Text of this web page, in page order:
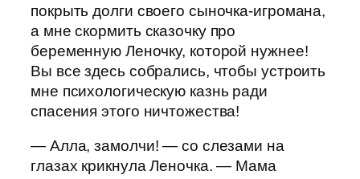
покрыть долги своего сыночка-игромана,
а мне скормить сказочку про
беременную Леночку, которой нужнее!
Вы все здесь собрались, чтобы устроить
мне психологическую казнь ради
спасения этого ничтожества!
— Алла, замолчи! — со слезами на
глазах крикнула Леночка. — Мама